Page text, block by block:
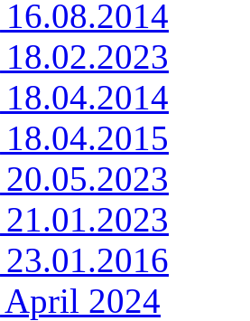
April 2024